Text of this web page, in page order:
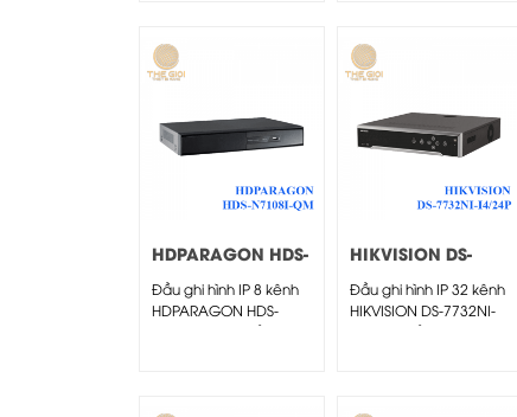
HDPARAGON HDS-
N7108I-QM
Đầu ghi hình IP 8 kênh
HDPARAGON HDS-
N7108I-QM – Đầu ghi
HIKVISION DS-
7732NI-I4/24P
Đầu ghi hình IP 32 kênh
HIKVISION DS-7732NI-
I4/24P - Đầu ghi...